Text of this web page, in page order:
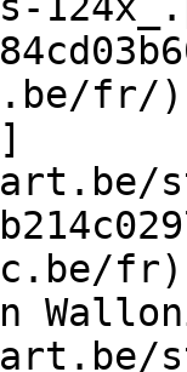
fr/)
fr)